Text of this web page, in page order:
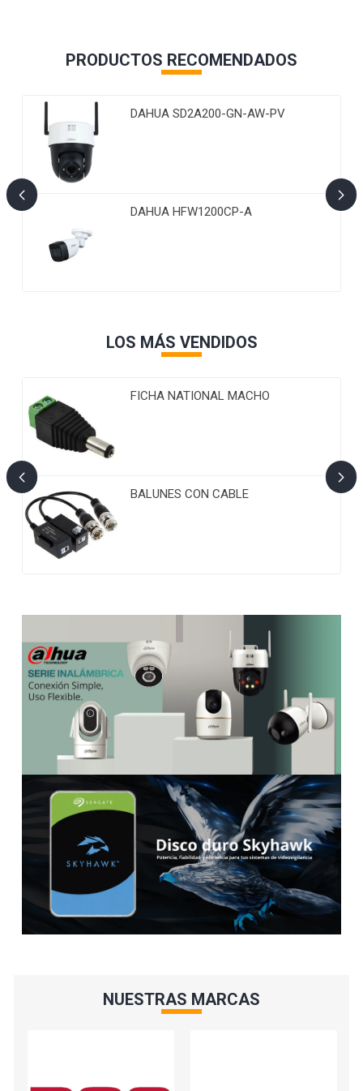
PRODUCTOS RECOMENDADOS
DAHUA SD2A200-GN-AW-PV
DAHUA HFW1200CP-A
LOS MÁS VENDIDOS
FICHA NATIONAL MACHO
BALUNES CON CABLE
NUESTRAS MARCAS